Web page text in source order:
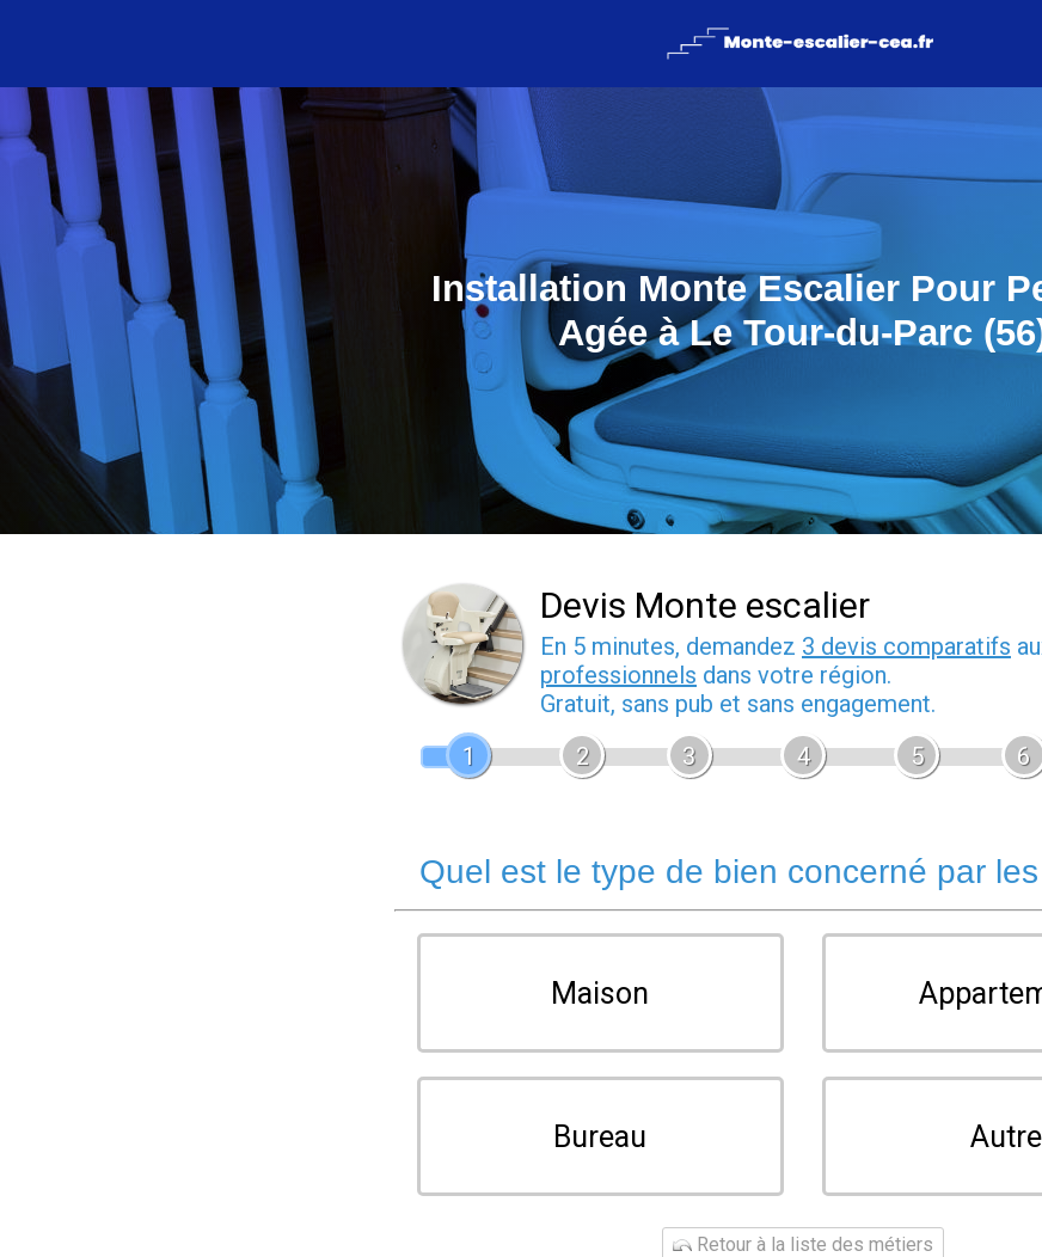
Installation Monte Escalier Pour
Agée à Le Tour-du-Parc
Devis Monte escalier
En 5 minutes, demandez 3 devis comparatifs
professionnels dans votre région.
Gratuit, sans pub et sans engagement.
1
2 3 4 5 6
Quel est le type de bien concerné par
Maison
Bureau Autre
Retour à la liste des métiers